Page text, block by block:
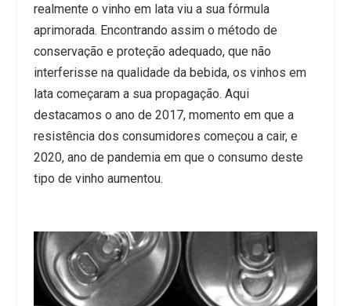
realmente o vinho em lata viu a sua fórmula
aprimorada. Encontrando assim o método de
conservação e proteção adequado, que não
interferisse na qualidade da bebida, os vinhos em
lata começaram a sua propagação. Aqui
destacamos o ano de 2017, momento em que a
resistência dos consumidores começou a cair, e
2020, ano de pandemia em que o consumo deste
tipo de vinho aumentou.